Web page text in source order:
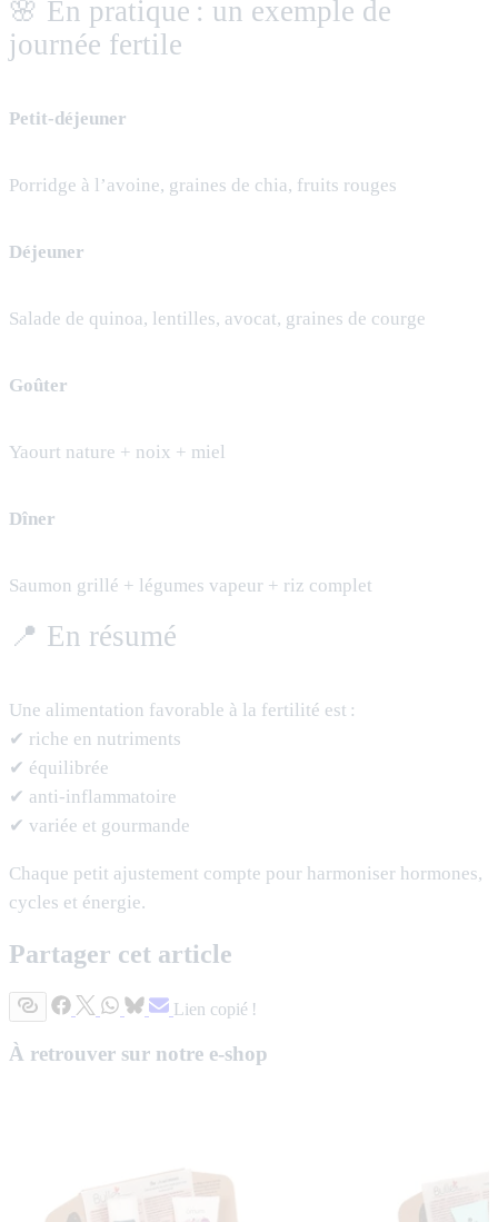
🌸 En pratique : un exemple de
journée fertile
Petit-déjeuner
Porridge à l’avoine, graines de chia, fruits rouges
Déjeuner
Salade de quinoa, lentilles, avocat, graines de courge
Goûter
Yaourt nature + noix + miel
Dîner
Saumon grillé + légumes vapeur + riz complet
📍 En résumé
Une alimentation favorable à la fertilité est :
✔ riche en nutriments
✔ équilibrée
✔ anti-inflammatoire
✔ variée et gourmande
Chaque petit ajustement compte pour harmoniser hormones,
cycles et énergie.
Partager cet article
Lien copié !
À retrouver sur notre e-shop